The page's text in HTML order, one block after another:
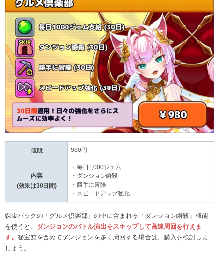
値段 980円
内容
(効果は30日間)
・毎日1,000ジェム
・ダンジョン瞬殺
・勝手に冒険
・スピードアップ強化
課金パックの「グルメ倶楽部」の中に含まれる「ダンジョン瞬殺」機能
を使うと、 ダンジョンのバトル演出をスキップして高速周回を行えま
す。 秘宝館を含めてダンジョンを多く周回する場合は、購入を検討しま
しょう。